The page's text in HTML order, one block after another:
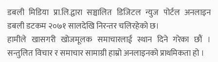
डबली मिडिया प्रा.लि.द्वारा सञ्चालित डिजिटल न्युज पोर्टल अनलाइन
डबली डटकम २०७१ सालदेखि निरन्तर चलिरहेको छ।
हामीले खासगरी खोजमूलक समाचारलाई स्थान दिने गरेका छौं ।
सन्तुलित विचार र समाचार सामाग्री हाम्रो अनलाइनको प्राथमिकता हो ।